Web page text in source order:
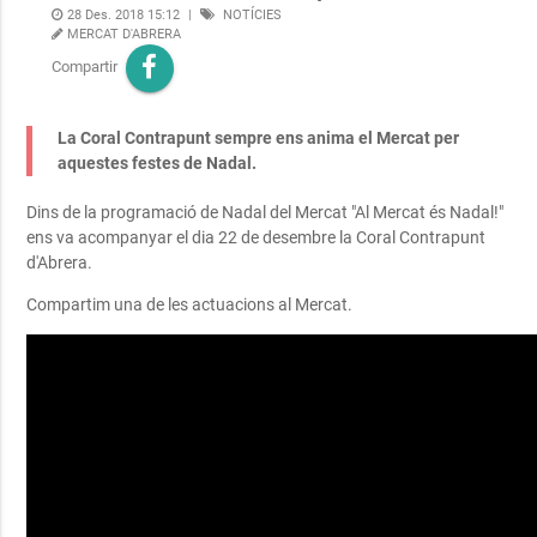
28 Des. 2018 15:12 |
NOTÍCIES
MERCAT D'ABRERA
Compartir
La Coral Contrapunt sempre ens anima el Mercat per
aquestes festes de Nadal.
Dins de la programació de Nadal del Mercat "Al Mercat és Nadal!"
ens va acompanyar el dia 22 de desembre la Coral Contrapunt
d'Abrera.
Compartim una de les actuacions al Mercat.